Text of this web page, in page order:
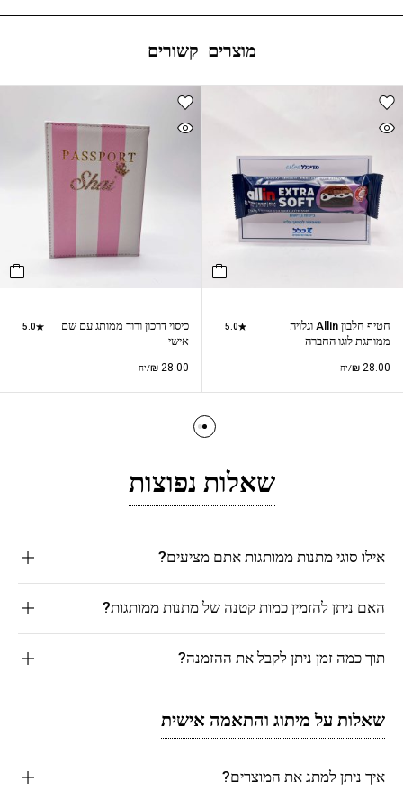
מוצרים קשורים
חטיף חלבון Allin וגלויה
ממותגת לוגו החברה
5.0
₪ 28.00 /יח
כיסוי דרכון ורוד ממותג עם שם
אישי
5.0
₪28.00 /יח
שאלות נפוצות
אילו סוגי מתנות ממותגות אתם מציעים?
האם ניתן להזמין כמות קטנה של מתנות ממותגות?
תוך כמה זמן ניתן לקבל את ההזמנה?
שאלות על מיתוג והתאמה אישית
איך ניתן למתג את המוצרים?